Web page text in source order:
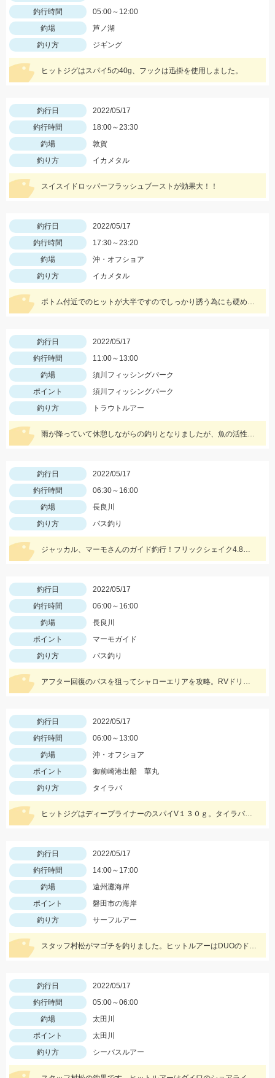
釣行時間
05:00～12:00
釣場
芦ノ湖
釣り方
ジギング
ヒットジグはスパイ5の40g、フックは迅掛を使用しました。
釣行日
2022/05/17
釣行時間
18:00～23:30
釣場
敦賀
釣り方
イカメタル
スイスイドロッパーフラッシュブーストが効果大！！
釣行日
2022/05/17
釣行時間
17:30～23:20
釣場
沖・オフショア
釣り方
イカメタル
ボトム付近でのヒットが大半ですのでしっかり誘う為にも硬めの竿がオススメ！スッテは基本色の赤緑・赤黄などの20号がメインです。
釣行日
2022/05/17
釣行時間
11:00～13:00
釣場
須川フィッシングパーク
ポイント
須川フィッシングパーク
釣り方
トラウトルアー
雨が降っていて休憩しながらの釣りとなりましたが、魚の活性が高く楽しむことができました！Bスパーク2.0ｇのＧマジョーラに反応良かったです。
釣行日
2022/05/17
釣行時間
06:30～16:00
釣場
長良川
釣り方
バス釣り
ジャッカル、マーモさんのガイド釣行！フリックシェイク4.8インチとRVドリフトフライ3インチで釣れました！
釣行日
2022/05/17
釣行時間
06:00～16:00
釣場
長良川
ポイント
マーモガイド
釣り方
バス釣り
アフター回復のバスを狙ってシャローエリアを攻略。RVドリフトフライ、フリックシェイク4.8インチでの釣果でした。
釣行日
2022/05/17
釣行時間
06:00～13:00
釣場
沖・オフショア
ポイント
御前崎港出船 華丸
釣り方
タイラバ
ヒットジグはディープライナーのスパイV１３０ｇ。タイラバは、なみだまＴＧ８０ｇやビンビン玉１００ｇ等を使用
釣行日
2022/05/17
釣行時間
14:00～17:00
釣場
遠州灘海岸
ポイント
磐田市の海岸
釣り方
サーフルアー
スタッフ村松がマゴチを釣りました。ヒットルアーはDUOのドラッグメタルキャストショット30gのイワシカラー。
釣行日
2022/05/17
釣行時間
05:00～06:00
釣場
太田川
ポイント
太田川
釣り方
シーバスルアー